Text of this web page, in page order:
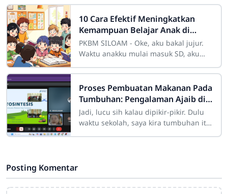
Emang bisa ya?” Tapi ternyata, bukan
cuma
10 Cara Efektif Meningkatkan
Kemampuan Belajar Anak di
Sekolah
PKBM SILOAM - Oke, aku bakal jujur.
Waktu anakku mulai masuk SD, aku
Ternyata, enggak. Di minggu kedua,
gurunya
Proses Pembuatan Makanan Pada
Tumbuhan: Pengalaman Ajaib di
Balik Daun
Jadi, lucu sih kalau dipikir-pikir. Dulu
waktu sekolah, saya kira tumbuhan itu
Posting Komentar